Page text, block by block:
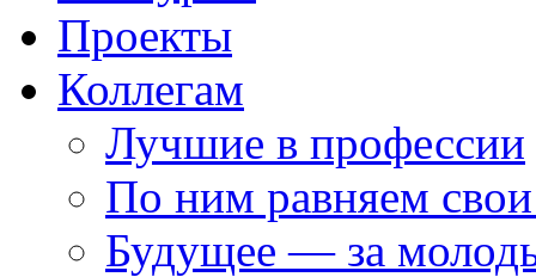
Проекты
Коллегам
Лучшие в профессии
По ним равняем
Будущее — за